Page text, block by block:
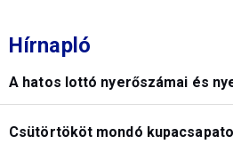
Hírnapló
A hatos lottó nyerőszámai és
Csütörtököt mondó